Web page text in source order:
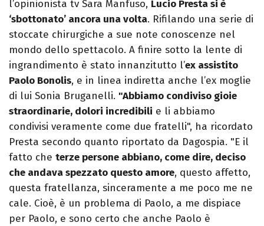
l’opinionista tv Sara Manfuso, Lucio Presta si è
‘sbottonato’ ancora una volta. Rifilando una serie di
stoccate chirurgiche a sue note conoscenze nel
mondo dello spettacolo. A finire sotto la lente di
ingrandimento è stato innanzitutto l’ex assistito
Paolo Bonolis, e in linea indiretta anche l’ex moglie
di lui Sonia Bruganelli. "Abbiamo condiviso gioie
straordinarie, dolori incredibili e li abbiamo
condivisi veramente come due fratelli", ha ricordato
Presta secondo quanto riportato da Dagospia. "E il
fatto che terze persone abbiano, come dire, deciso
che andava spezzato questo amore, questo affetto,
questa fratellanza, sinceramente a me poco me ne
cale. Cioè, è un problema di Paolo, a me dispiace
per Paolo, e sono certo che anche Paolo è